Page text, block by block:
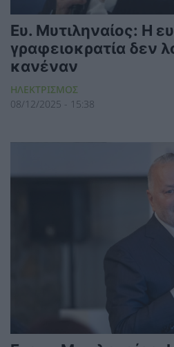
Ευ. Μυτιληναίος: Η
γραφειοκρατία δεν
κανέναν
ΗΛΕΚΤΡΙΣΜΟΣ
08/12/2025 - 15:38